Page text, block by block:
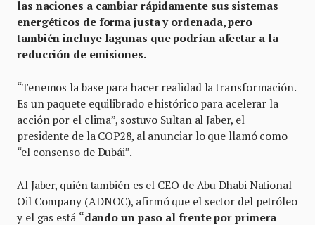
las naciones a cambiar rápidamente sus sistemas
energéticos de forma justa y ordenada, pero
también incluye lagunas que podrían afectar a la
reducción de emisiones.
“Tenemos la base para hacer realidad la transformación.
Es un paquete equilibrado e histórico para acelerar la
acción por el clima”, sostuvo Sultan al Jaber, el
presidente de la COP28, al anunciar lo que llamó como
“el consenso de Dubái”.
Al Jaber, quién también es el CEO de Abu Dhabi National
Oil Company (ADNOC), afirmó que el sector del petróleo
y el gas está “dando un paso al frente por primera